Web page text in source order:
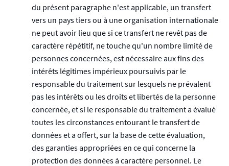
du présent paragraphe n'est applicable, un transfert
vers un pays tiers ou à une organisation internationale
ne peut avoir lieu que si ce transfert ne revêt pas de
caractère répétitif, ne touche qu'un nombre limité de
personnes concernées, est nécessaire aux fins des
intérêts légitimes impérieux poursuivis par le
responsable du traitement sur lesquels ne prévalent
pas les intérêts ou les droits et libertés de la personne
concernée, et si le responsable du traitement a évalué
toutes les circonstances entourant le transfert de
données et a offert, sur la base de cette évaluation,
des garanties appropriées en ce qui concerne la
protection des données à caractère personnel. Le